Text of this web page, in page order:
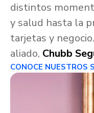
distintos
y salud hasta la
tarjetas y
aliado, Chubb
CONOCE NUESTROS